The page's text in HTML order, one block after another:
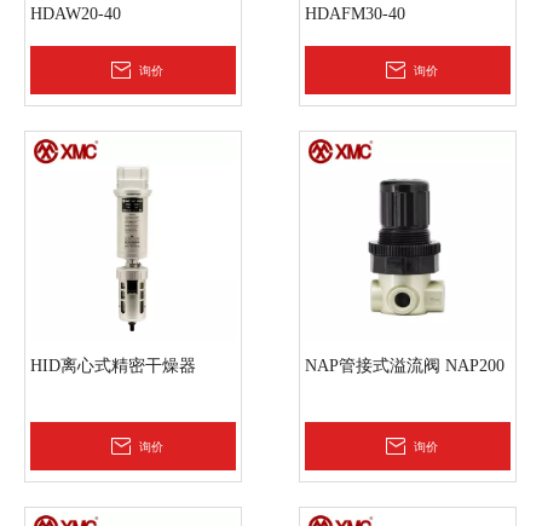
HDAW20-40
询价
HDAFM30-40
询价
HID离心式精密干燥器
询价
NAP管接式溢流阀 NAP200
询价